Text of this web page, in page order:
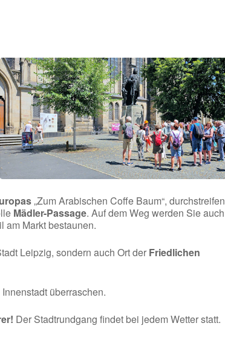
„Zum Arabischen Coffe Baum“, durchstreifen
Mädler-Passage. Auf dem Weg werden Sie auch
am Markt bestaunen.
Leipzig, sondern auch Ort der Friedlichen
überraschen.
Der Stadtrundgang findet bei jedem Wetter statt.